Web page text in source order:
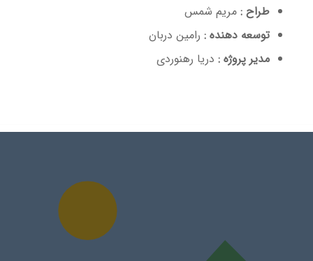
طراح :مریم شمس
توسعه دهنده :رامین دربان
مدیر پروژه :دریا رهنوردی